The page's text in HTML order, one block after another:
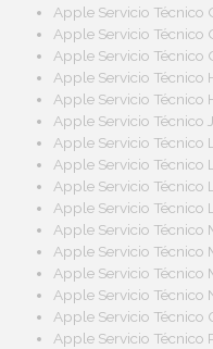
Apple Servicio Técnico
Apple Servicio Técnico
Apple Servicio Técnico
Apple Servicio Técnico
Apple Servicio Técnico
Apple Servicio Técnico
Apple Servicio Técnico
Apple Servicio Técnico
Apple Servicio Técnico
Apple Servicio Técnico
Apple Servicio Técnico
Apple Servicio Técnico
Apple Servicio Técnico
Apple Servicio Técnico
Apple Servicio Técnico
Apple Servicio Técnico